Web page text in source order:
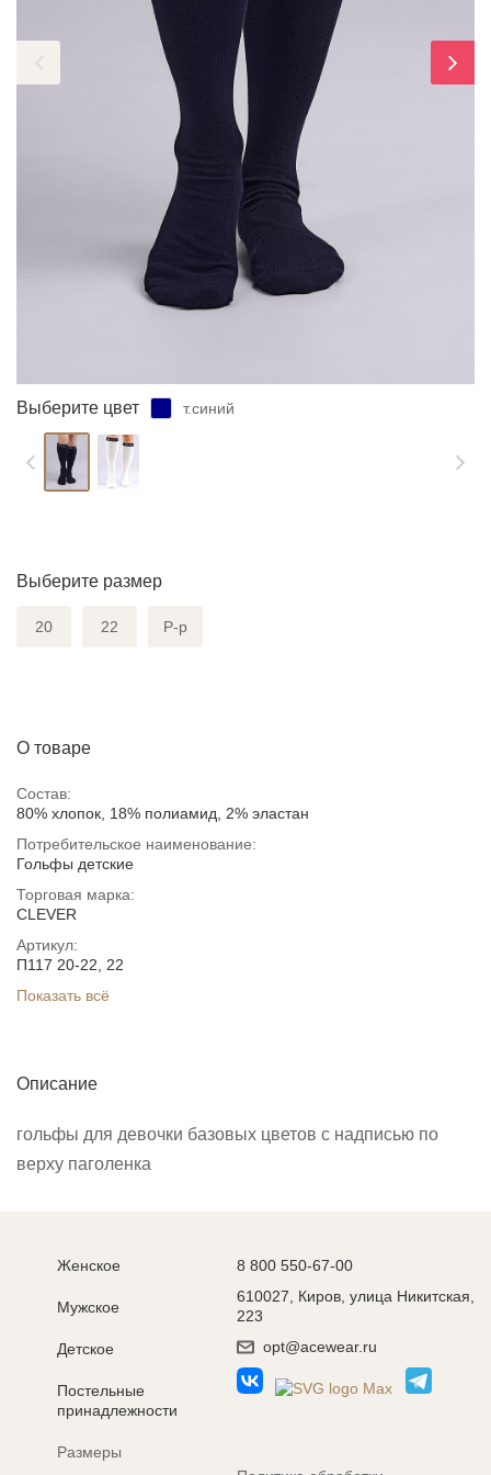
Выберите цвет т.синий
Выберите размер
20 22 Р-р
О товаре
Состав:
80% хлопок, 18% полиамид, 2% эластан
Потребительское наименование:
Гольфы детские
Торговая марка:
CLEVER
Артикул:
П117 20-22, 22
Показать всё
Описание
гольфы для девочки базовых цветов с надписью по
верху паголенка
Женское
Мужское
Детское
Постельные
принадлежности
Размеры
8 800 550-67-00
610027, Киров, улица Никитская,
223
opt@acewear.ru